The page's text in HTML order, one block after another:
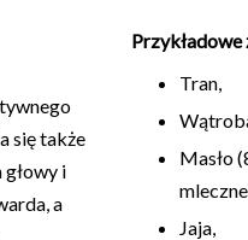
się także
głowy i
a
Przykładowe
Tran,
Masło
Jaja,